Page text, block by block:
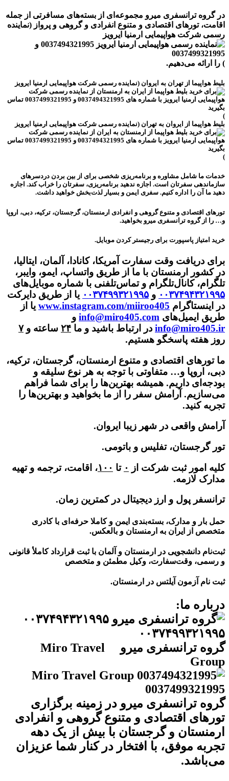
در گروه ترانسفری میرو مجموعه‌ای از بسته‌های مسافرتی از جمله
اقامت، تورهای اقتصادی و متنوع انفرادی و گروهی و پرواز (نماینده
رسمی شرکت هواپیمایی ارمنیا ایرویز
) را ارائه می‌دهیم.
بلیط هواپیما از تهران به ایروان (نماینده رسمی شرکت هواپیمایی ارمنیا ایرویز
)
بلیط هواپیما از ایروان به تهران (نماینده رسمی شرکت هواپیمایی ارمنیا ایرویز
)
خدمات ما شامل مشاوره و برنامه‌ریزی شخصی برای از بین بردن دردسرهای
سازماندهی سفرتان است. اجازه ندهید برنامه‌ریزی، سفرتان را خراب کند. اجازه
دهید ما آن را اداره کنیم. سفری ایمن و بسیار لذت‌بخش خواهید داشت.
تورهای اقتصادی و متنوع گروهی و انفرادی ارمنستان، گرجستان، ترکیه، دبی، اروپا
و… را از گروه ترانسفری میرو بخواهید.
خرید امتیاز پاسپورت برای رجیستر کردن موبایل.
برای دریافت وقت سفارت آمریکا، کانادا، آلمان، ایتالیا،
در کشور ارمنستان با ما از طریق واتساپ، ایمو، وایبر،
تلگرام، کانال‌تلگرام و تماس‌تلفنی با شماره موبایل‌های
۰۰۳۷۴۹۴۳۲۱۹۹۵ و ۰۰۳۷۴۹۹۳۲۱۹۹۵ یا از طریق دایرکت
در اینستاگرام www.instagram.com/miiroo405 یا از
طریق ایمیل‌های info@miro405.com و
info@miro405.ir در ارتباط باشید و ما ۲۴ ساعته و۷
روز هفته پاسخگو هستیم.
ما تورهای اقتصادی و متنوع ارمنستان، گرجستان، ترکیه،
دبی، اروپا و… متفاوتی با توجه به هر نوع سلیقه و
بودجه‌ای داریم. همیشه بهترین‌ها را برای شما فراهم
می‌سازیم. آرامش سفر را از ما بخواهید و بهترین‌ها را
تجربه کنید.
آرامش واقعی در شهر زیبا ایروان.
تور گرجستان، تفلیس و باتومی.
کلیه امور ثبت شرکت از
۰ تا ۱۰۰، اقامت، ترجمه و تهیه
مدارک لازمه.
ترانسفر پول و ارز دیجیتال در کمترین زمان.
حمل بار و مدارک، بسته‌بندی ایمن و کاملا حرفه‌ای با کادری
متخصص از ایران به ارمنستان و بالعکس.
ثبت‌نام دانشجویی در ارمنستان و آلمان با ثبت قرارداد کاملأ قانونی
و رسمی، وقت‌سفارت، وکیل مطمئن و متخصص
ثبت نام آزمون آیلتس در ارمنستان.
درباره ما:
گروه ترانسفری میرو Miro Travel
Group
گروه ترانسفری میرو در زمینه برگزاری
تورهای اقتصادی و متنوع گروهی و انفرادی
ارمنستان و گرجستان با بیش از یک دهه
تجربه موفق، با افتخار در کنار شما عزیزان
می‌باشد.